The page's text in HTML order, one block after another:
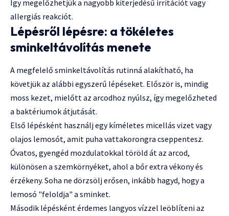
Így megelőzhetjük a nagyobb kiterjedésű irritációt vagy
allergiás reakciót.
Lépésről lépésre: a tökéletes
sminkeltávolítás menete
A megfelelő sminkeltávolítás rutinná alakítható, ha
követjük az alábbi egyszerű lépéseket. Először is, mindig
moss kezet, mielőtt az arcodhoz nyúlsz, így megelőzheted
a baktériumok átjutását.
Első lépésként használj egy kíméletes micellás vizet vagy
olajos lemosót, amit puha vattakorongra cseppentesz.
Óvatos, gyengéd mozdulatokkal töröld át az arcod,
különösen a szemkörnyéket, ahol a bőr extra vékony és
érzékeny. Soha ne dörzsölj erősen, inkább hagyd, hogy a
lemosó "feloldja" a sminket.
Második lépésként érdemes langyos vízzel leöblíteni az